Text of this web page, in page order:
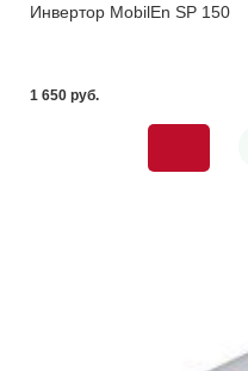
Инвертор MobilEn SP 150
1 650 pуб.